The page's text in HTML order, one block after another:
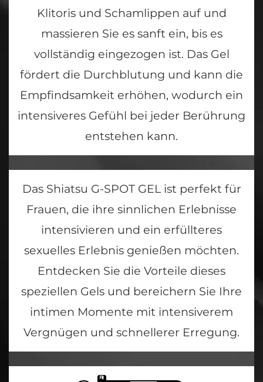
Klitoris und Schamlippen auf und
massieren Sie es sanft ein, bis es
vollständig eingezogen ist. Das Gel
fördert die Durchblutung und kann die
Empfindsamkeit erhöhen, wodurch ein
intensiveres Gefühl bei jeder Berührung
entstehen kann.
Das Shiatsu G-SPOT GEL ist perfekt für
Frauen, die ihre sinnlichen Erlebnisse
intensivieren und ein erfüllteres
sexuelles Erlebnis genießen möchten.
Entdecken Sie die Vorteile dieses
speziellen Gels und bereichern Sie Ihre
intimen Momente mit intensiverem
Vergnügen und schnellerer Erregung.